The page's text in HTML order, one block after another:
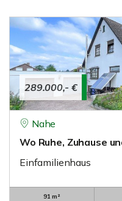
289.000,- €
Nahe
Wo Ruhe, Zuhause
Einfamilienhaus
91 m²